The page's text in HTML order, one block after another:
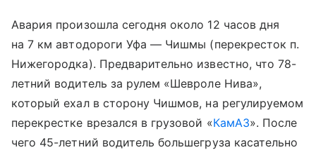
Авария произошла сегодня около 12 часов дня
на 7 км автодороги Уфа — Чишмы (перекресток п.
Нижегородка). Предварительно известно, что 78-
летний водитель за рулем «Шевроле Нива»,
который ехал в сторону Чишмов, на регулируемом
перекрестке врезался в грузовой «КамАЗ». После
чего 45-летний водитель большегруза касательно